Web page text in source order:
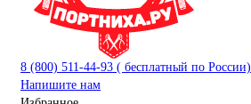
8 (800) 511-44-93 ( бесплатный по России)
Напишите нам